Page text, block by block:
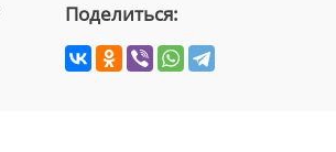
Поделиться: